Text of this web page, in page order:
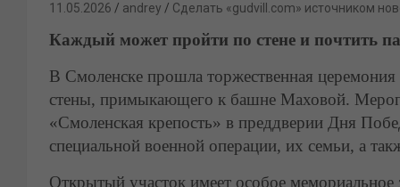
11.05.2026 andrey Сделать «gudvill.com» источником
Каждый может пройти по стене и почтить
В Смоленске прошла торжественная
стены, примыкающего к башне Маховой.
«Смоленская крепость» в преддверии Дня
специальной военной операции, их семьи, а
Открытый участок имеет особое мемориальное